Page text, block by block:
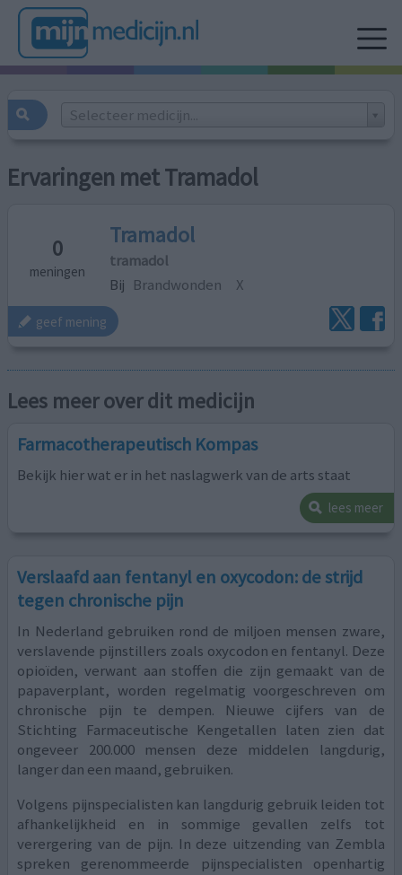
Selecteer medicijn...
Ervaringen met Tramadol
0
meningen
Tramadol
tramadol
Bij Brandwonden X
geef mening
Lees meer over dit medicijn
Farmacotherapeutisch Kompas
Bekijk hier wat er in het naslagwerk van de arts staat
lees meer
Verslaafd aan fentanyl en oxycodon: de strijd
tegen chronische pijn
In Nederland gebruiken rond de miljoen mensen zware,
verslavende pijnstillers zoals oxycodon en fentanyl. Deze
opioïden, verwant aan stoffen die zijn gemaakt van de
papaverplant, worden regelmatig voorgeschreven om
chronische pijn te dempen. Nieuwe cijfers van de
Stichting Farmaceutische Kengetallen laten zien dat
ongeveer 200.000 mensen deze middelen langdurig,
langer dan een maand, gebruiken.
Volgens pijnspecialisten kan langdurig gebruik leiden tot
afhankelijkheid en in sommige gevallen zelfs tot
verergering van de pijn. In deze uitzending van Zembla
spreken gerenommeerde pijnspecialisten openhartig